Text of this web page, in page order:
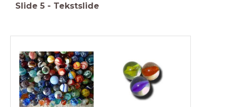
Slide 5 - Tekstslide